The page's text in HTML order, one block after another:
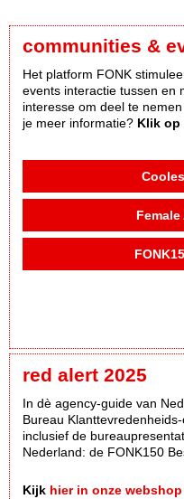
communities &
Het platform FONK
events interactie tussen en
interesse om deel te
je meer informatie? Klik op
red alert 2025
In dè agency-guide van
Bureau
inclusief de
Nederland: de FONK150
Kijk hier in onze webshop